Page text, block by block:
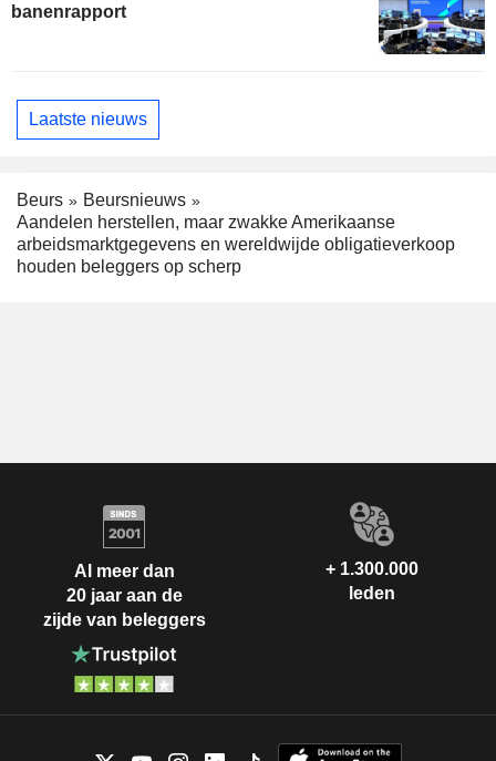
banenrapport
Laatste nieuws
Beurs
Beursnieuws
Aandelen herstellen, maar zwakke Amerikaanse
arbeidsmarktgegevens en wereldwijde obligatieverkoop
houden beleggers op scherp
Al meer dan
20 jaar aan de
zijde van beleggers
+ 1.300.000
leden